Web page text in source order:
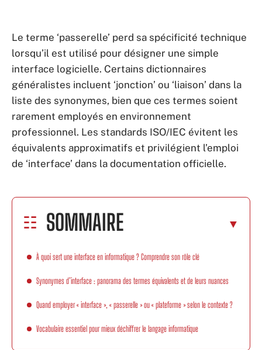
Le terme ‘passerelle’ perd sa spécificité technique
lorsqu’il est utilisé pour désigner une simple
interface logicielle. Certains dictionnaires
généralistes incluent ‘jonction’ ou ‘liaison’ dans la
liste des synonymes, bien que ces termes soient
rarement employés en environnement
professionnel. Les standards ISO/IEC évitent les
équivalents approximatifs et privilégient l’emploi
de ‘interface’ dans la documentation officielle.
SOMMAIRE
À quoi sert une interface en informatique ? Comprendre son rôle clé
Synonymes d’interface : panorama des termes équivalents et de leurs nuances
Quand employer « interface », « passerelle » ou « plateforme » selon le contexte ?
Vocabulaire essentiel pour mieux déchiffrer le langage informatique